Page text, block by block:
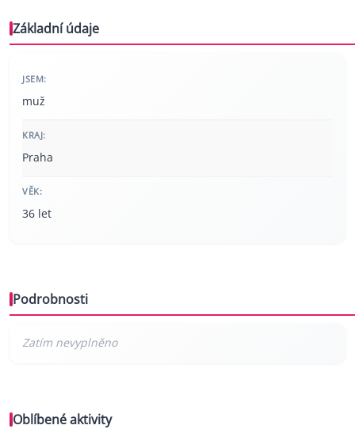
Základní údaje
JSEM:
muž
KRAJ:
Praha
VĚK:
36 let
Podrobnosti
Oblíbené aktivity